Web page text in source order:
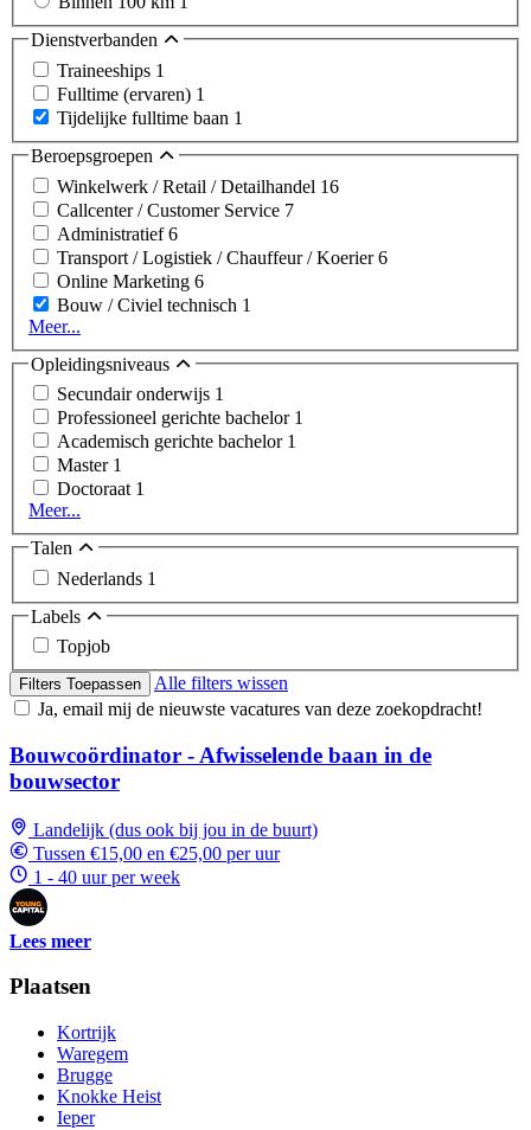
Dienstverbanden
Traineeships 1
Fulltime (ervaren) 1
Tijdelijke fulltime baan 1
Beroepsgroepen
Winkelwerk / Retail / Detailhandel 16
Callcenter / Customer Service 7
Administratief6
Transport / Logistiek / Chauffeur / Koerier6
Online Marketing 6
Bouw / Civiel technisch 1
Meer...
Opleidingsniveaus
Secundair onderwijs 1
Professioneel gerichte bachelor 1
Academisch gerichte bachelor 1
Master 1
Doctoraat 1
Meer...
Talen
Nederlands 1
Labels
Topjob
Filters Toepassen
Alle filters wissen
Ja, email mij de nieuwste vacatures van deze zoekopdracht!
Bouwcoördinator - Afwisselende baan in de
bouwsector
Landelijk (dus ook bij jou in de buurt)
Tussen €15,00 en €25,00 per uur
1 - 40 uur per week
Lees meer
Plaatsen
Kortrijk
Waregem
Brugge
Knokke Heist
Ieper